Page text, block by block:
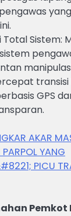
Total Sistem:
transisi
GPS
AKAR
PARPOL YANG
PICU